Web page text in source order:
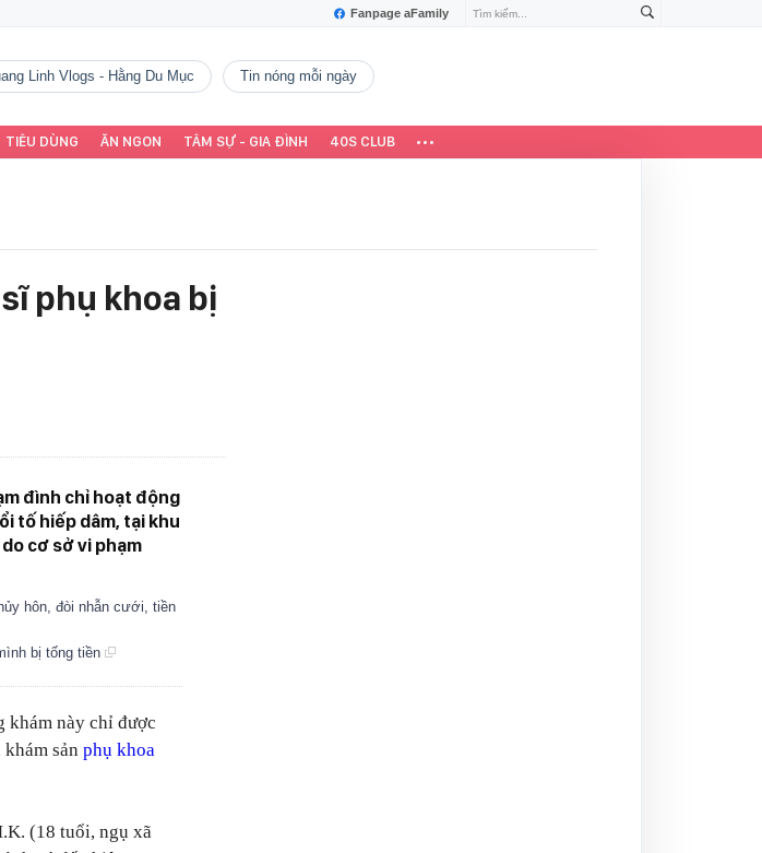
Fanpage aFamily
Linh Vlogs - Hằng Du Mục tin nóng mỗi ngày
TIÊU DÙNG ĂN NGON TÂM SỰ - GIA ĐÌNH 40S CLUB
phụ khoa bị
đình chỉ hoạt động
tố hiếp dâm, tại khu
cơ sở vi phạm
hôn, đòi nhẫn cưới, tiền
bị tống tiền
khám này chỉ được
sản phụ khoa
(18 tuổi, ngụ xã